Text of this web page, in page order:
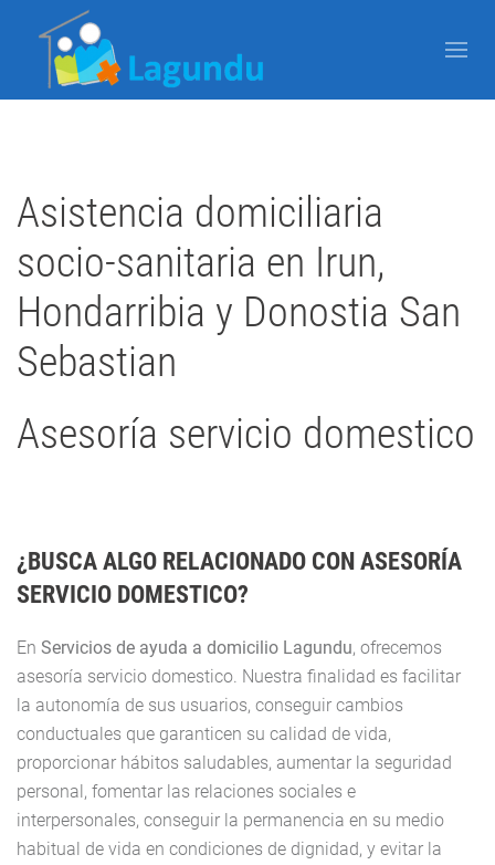
Asistencia domiciliaria
socio-sanitaria en Irun,
Hondarribia y Donostia San
Sebastian
Asesoría servicio domestico
¿BUSCA ALGO RELACIONADO CON ASESORÍA
SERVICIO DOMESTICO?
En Servicios de ayuda a domicilio Lagundu, ofrecemos
asesoría servicio domestico. Nuestra finalidad es facilitar
la autonomía de sus usuarios, conseguir cambios
conductuales que garanticen su calidad de vida,
proporcionar hábitos saludables, aumentar la seguridad
personal, fomentar las relaciones sociales e
interpersonales, conseguir la permanencia en su medio
habitual de vida en condiciones de dignidad, y evitar la